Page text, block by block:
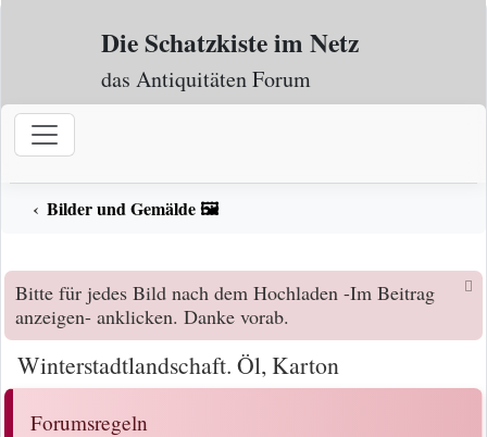
Zum Inhalt
Die Schatzkiste im Netz
das Antiquitäten Forum
Bilder und Gemälde 🖼️
Bitte für jedes Bild nach dem Hochladen -Im Beitrag
anzeigen- anklicken. Danke vorab.
Winterstadtlandschaft. Öl, Karton
Forumsregeln